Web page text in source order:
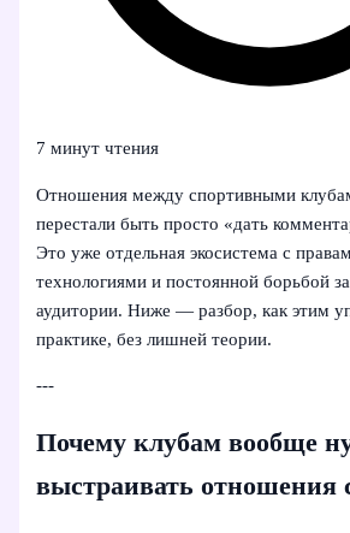
7 минут чтения
Отношения между спортивными
перестали быть просто «дать
Это уже отдельная экосистема с
технологиями и постоянной борьбой
аудитории. Ниже — разбор, как этим
практике, без лишней теории.
---
Почему клубам вообще
выстраивать отношения